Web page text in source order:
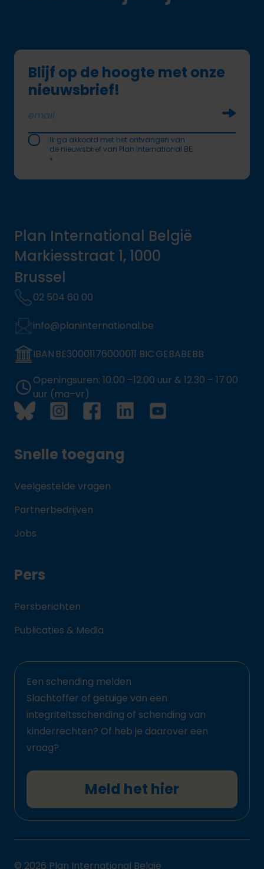
Blijf op de hoogte met onze
nieuwsbrief!
Ik ga akkoord met het ontvangen van
de nieuwsbrief van Plan International BE.
*
Plan International België
Markiesstraat 1, 1000
Brussel
02 504 60 00
info@planinternational.be
IBAN BE30001176000011 BIC GEBABEBB
Openingsuren: 10.00 –12.00 uur & 12.30 – 17.00
uur (ma–vr)
Snelle toegang
Veelgestelde vragen
Partnerbedrijven
Jobs
Pers
Persberichten
Publicaties & Media
Een schending melden
Slachtoffer of getuige van een
integriteitsschending of schending van
kinderrechten? Of heb je daarover een
vraag?
Meld het hier
© 2026 Plan International België